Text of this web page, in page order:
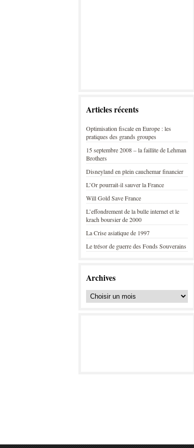
Articles récents
Optimisation fiscale en Europe : les
pratiques des grands groupes
15 septembre 2008 – la faillite de Lehman
Brothers
Disneyland en plein cauchemar financier
L’Or pourrait-il sauver la France
Will Gold Save France
L’effondrement de la bulle internet et le
krach boursier de 2000
La Crise asiatique de 1997
Le trésor de guerre des Fonds Souverains
Archives